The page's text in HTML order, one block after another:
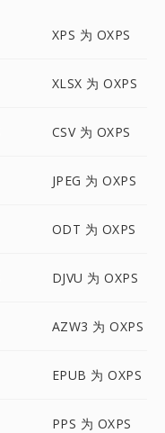
XPS 为 OXPS
XLSX 为 OXPS
CSV 为 OXPS
JPEG 为 OXPS
ODT 为 OXPS
DJVU 为 OXPS
AZW3 为 OXPS
EPUB 为 OXPS
PPS 为 OXPS